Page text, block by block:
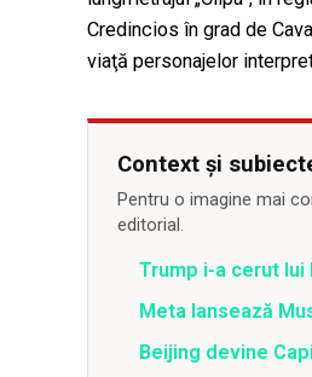
Credincios în grad de
viaţă personajelor
Context și
Pentru o imagine mai
editorial.
Trump i-a cerut
Meta lansează
Beijing devine